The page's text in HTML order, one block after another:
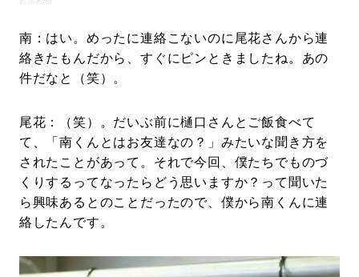
南：はい。めったに連絡こないのに尾花さんから連
絡きたもんだから、すぐにピンときましたね。あの
件だなと（笑）。
尾花：（笑）。だいぶ前に樋口さんとご飯食べて
て、「南くんとはお友達なの？」みたいな聞き方を
されたことがあって。それで今回、僕たちでものづ
くりするってなったらどう思いますか？って聞いた
ら興味あるとのことだったので、僕から南くんに連
絡したんです。